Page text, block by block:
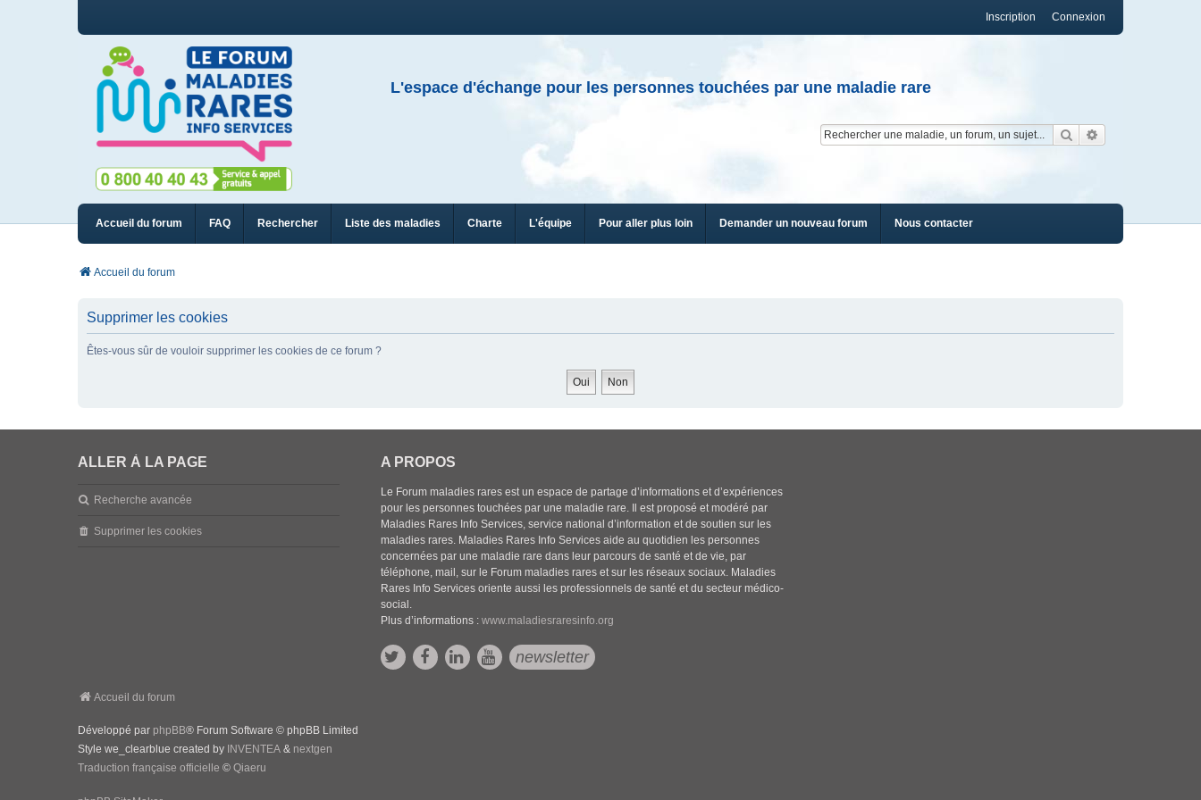
Connexion
Inscription
L'espace d'échange pour les personnes touchées par une maladie rare
Rechercher
Accueil du forum FAQ Rechercher Liste des maladies Charte L'équipe Pour aller plus loin Demander un nouveau forum Nous contacter
Accueil du forum
Supprimer les cookies
Êtes-vous sûr de vouloir supprimer les cookies de ce forum ?
ALLER À LA PAGE
Recherche avancée
Supprimer les cookies
A PROPOS
Le Forum maladies rares est un espace de partage d’informations et d’expériences
pour les personnes touchées par une maladie rare. Il est proposé et modéré par
Maladies Rares Info Services, service national d’information et de soutien sur les
maladies rares. Maladies Rares Info Services aide au quotidien les personnes
concernées par une maladie rare dans leur parcours de santé et de vie, par
téléphone, mail, sur le Forum maladies rares et sur les réseaux sociaux. Maladies
Rares Info Services oriente aussi les professionnels de santé et du secteur médico-
social.
Plus d’informations :www.maladiesraresinfo.org
newsletter
Accueil du forum
Développé par phpBB® Forum Software © phpBB Limited
Style we_clearblue created by INVENTEA & nextgen
Traduction française officielle © Qiaeru